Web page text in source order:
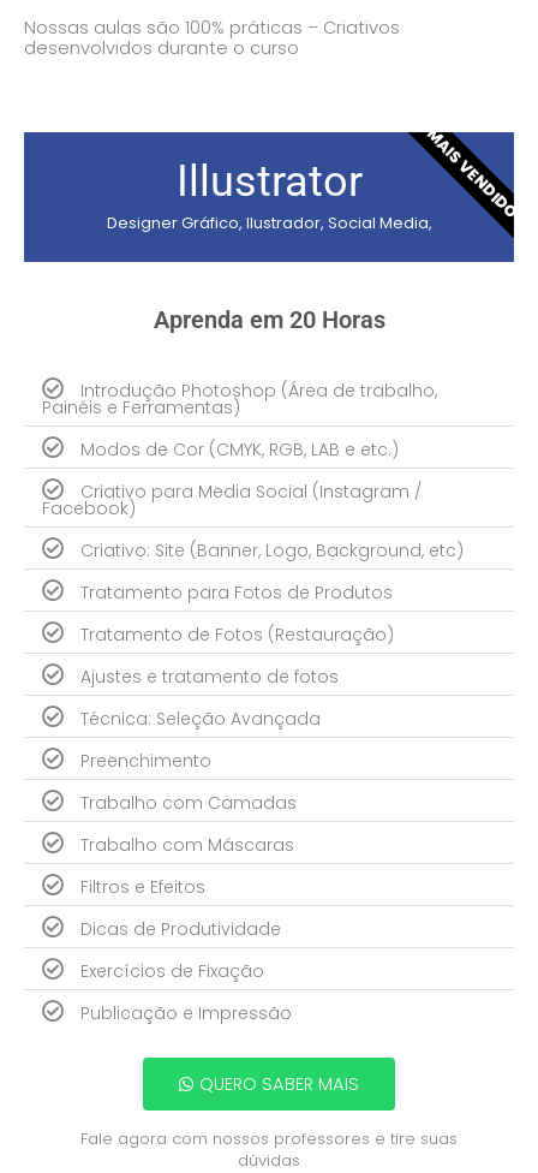
Nossas aulas são 100% práticas – Criativos
desenvolvidos durante o curso
Illustrator
Designer Gráfico, Ilustrador, Social Media,
Aprenda em 20 Horas
Introdução Photoshop (Área de trabalho,
Painéis e Ferramentas)
Modos de Cor (CMYK, RGB, LAB e etc.)
Criativo para Media Social (Instagram /
Facebook)
Criativo: Site (Banner, Logo, Background, etc)
Tratamento para Fotos de Produtos
Tratamento de Fotos (Restauração)
Ajustes e tratamento de fotos
Técnica: Seleção Avançada
Preenchimento
Trabalho com Camadas
Trabalho com Máscaras
Filtros e Efeitos
Dicas de Produtividade
Exercícios de Fixação
Publicação e Impressão
QUERO SABER MAIS
Fale agora com nossos professores e tire suas
dúvidas
MAIS VENDIDO